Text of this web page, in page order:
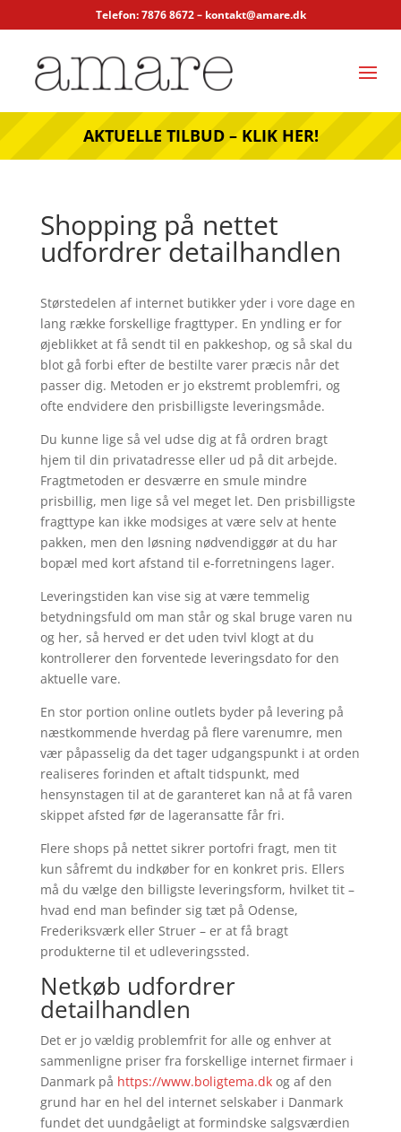
Telefon: 7876 8672 – kontakt@amare.dk
AKTUELLE TILBUD – KLIK HER!
Shopping på nettet
udfordrer detailhandlen
Størstedelen af internet butikker yder i vore dage en
lang række forskellige fragttyper. En yndling er for
øjeblikket at få sendt til en pakkeshop, og så skal du
blot gå forbi efter de bestilte varer præcis når det
passer dig. Metoden er jo ekstremt problemfri, og
ofte endvidere den prisbilligste leveringsmåde.
Du kunne lige så vel udse dig at få ordren bragt
hjem til din privatadresse eller ud på dit arbejde.
Fragtmetoden er desværre en smule mindre
prisbillig, men lige så vel meget let. Den prisbilligste
fragttype kan ikke modsiges at være selv at hente
pakken, men den løsning nødvendiggør at du har
bopæl med kort afstand til e-forretningens lager.
Leveringstiden kan vise sig at være temmelig
betydningsfuld om man står og skal bruge varen nu
og her, så herved er det uden tvivl klogt at du
kontrollerer den forventede leveringsdato for den
aktuelle vare.
En stor portion online outlets byder på levering på
næstkommende hverdag på flere varenumre, men
vær påpasselig da det tager udgangspunkt i at orden
realiseres forinden et aftalt tidspunkt, med
hensynstagen til at de garanteret kan nå at få varen
skippet afsted før de lageransatte får fri.
Flere shops på nettet sikrer portofri fragt, men tit
kun såfremt du indkøber for en konkret pris. Ellers
må du vælge den billigste leveringsform, hvilket tit –
hvad end man befinder sig tæt på Odense,
Frederiksværk eller Struer – er at få bragt
produkterne til et udleveringssted.
Netkøb udfordrer
detailhandlen
Det er jo vældig problemfrit for alle og enhver at
sammenligne priser fra forskellige internet firmaer i
Danmark på https://www.boligtema.dkog af den
grund har en hel del internet selskaber i Danmark
fundet det uundgåeligt at formindske salgsværdien